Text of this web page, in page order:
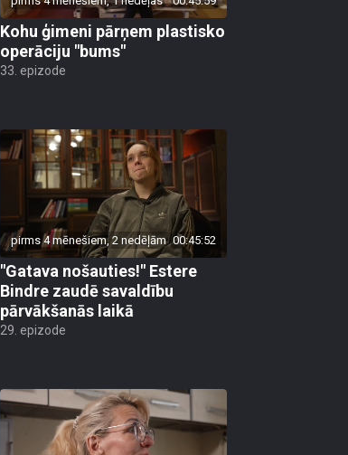
Kohu ģimeni pārņem plastisko
operāciju "bums"
33. epizode
pirms 4 mēnešiem, 2 nedēļām 00:45:52
"Gatava nošauties!" Estere
Bindre zaudē savaldību
pārvākšanās laikā
29. epizode